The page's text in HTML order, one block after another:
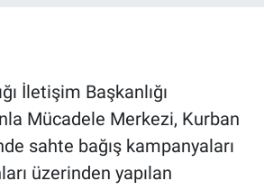
İletişim Başkanlığı
Mücadele Merkezi, Kurban
sahte bağış kampanyaları
üzerinden yapılan